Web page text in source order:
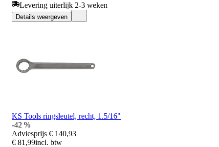
Levering uiterlijk 2-3 weken
Details weergeven
KS Tools ringsleutel, recht, 1.5/16"
-42 %
Adviesprijs € 140,93
€ 81,99incl. btw